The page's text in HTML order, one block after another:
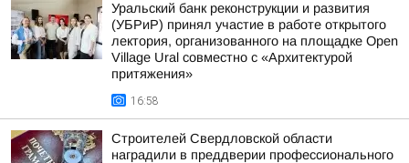
Уральский банк реконструкции и развития
(УБРиР) принял участие в работе открытого
лектория, организованного на площадке Open
Village Ural совместно с «Архитектурой
притяжения»
16:58
Строителей Свердловской области
наградили в преддверии профессионального